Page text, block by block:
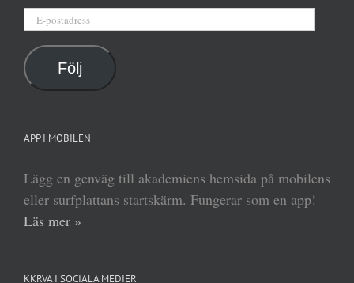
Följ
APP I MOBILEN
Lägg en genväg till akademiens hemsida på mobilens
eller surfplattans startskärm. Fungerar som en app!
Läs mer »
KKRVA I SOCIALA MEDIER